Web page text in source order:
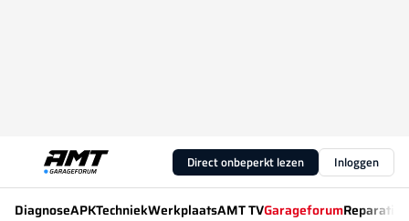
Direct onbeperkt lezen Inloggen
DiagnoseAPKTechniekWerkplaatsAMT TVGarageforum